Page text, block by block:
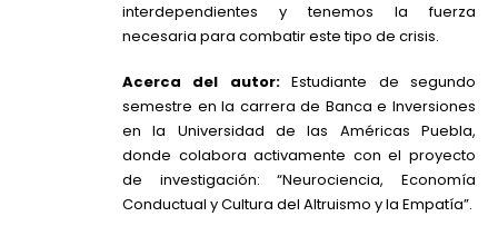
interdependientes y tenemos la fuerza
necesaria para combatir este tipo de crisis.
Acerca del autor:Estudiante de segundo
semestre en la carrera de Banca e Inversiones
en la Universidad de las Américas Puebla,
donde colabora activamente con el proyecto
de investigación: “Neurociencia, Economía
Conductual y Cultura del Altruismo y la Empatía”.